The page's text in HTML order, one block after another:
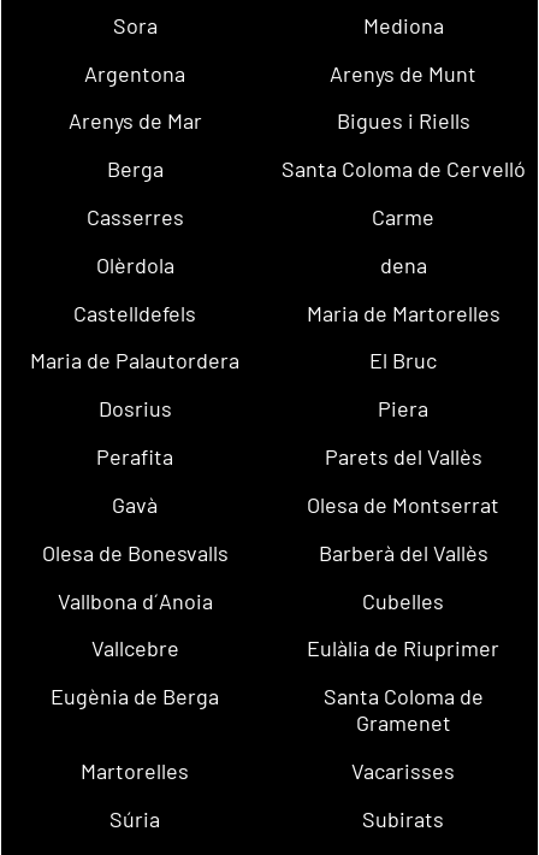
Sora
Mediona
Argentona
Arenys de Munt
Arenys de Mar
Bigues i Riells
Berga
Santa Coloma de Cervelló
Casserres
Carme
Olèrdola
dena
Castelldefels
Maria de Martorelles
Maria de Palautordera
El Bruc
Dosrius
Piera
Perafita
Parets del Vallès
Gavà
Olesa de Montserrat
Olesa de Bonesvalls
Barberà del Vallès
Vallbona d´Anoia
Cubelles
Vallcebre
Eulàlia de Riuprimer
Eugènia de Berga
Santa Coloma de
Gramenet
Martorelles
Vacarisses
Súria
Subirats